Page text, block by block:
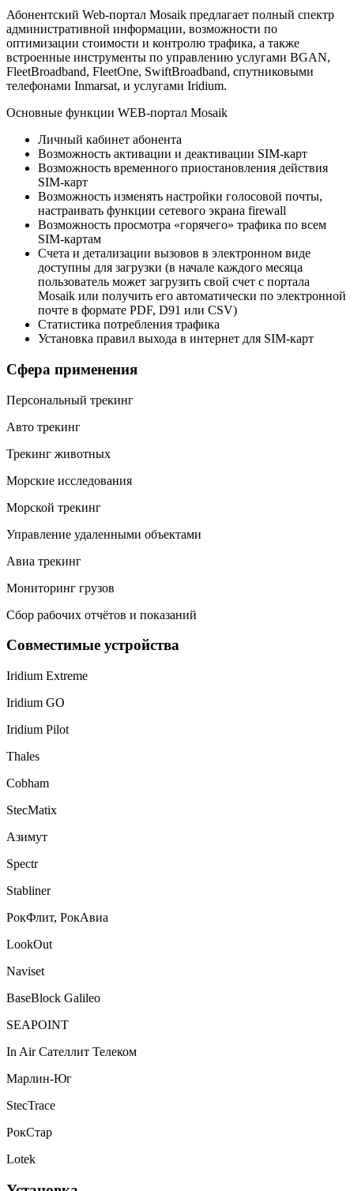
Абонентский Web-портал Mosaik предлагает полный спектр
административной информации, возможности по
оптимизации стоимости и контролю трафика, а также
встроенные инструменты по управлению услугами BGAN,
FleetBroadband, FleetOne, SwiftBroadband, спутниковыми
телефонами Inmarsat, и услугами Iridium.
Основные функции WEB-портал Mosaik
Личный кабинет абонента
Возможность активации и деактивации SIM-карт
Возможность временного приостановления действия
SIM-карт
Возможность изменять настройки голосовой почты,
настраивать функции сетевого экрана firewall
Возможность просмотра «горячего» трафика по всем
SIM-картам
Счета и детализации вызовов в электронном виде
доступны для загрузки (в начале каждого месяца
пользователь может загрузить свой счет с портала
Mosaik или получить его автоматически по электронной
почте в формате PDF, D91 или CSV)
Статистика потребления трафика
Установка правил выхода в интернет для SIM-карт
Сфера применения
Персональный трекинг
Авто трекинг
Трекинг животных
Морские исследования
Морской трекинг
Управление удаленными объектами
Авиа трекинг
Мониторинг грузов
Сбор рабочих отчётов и показаний
Совместимые устройства
Iridium Extreme
Iridium GO
Iridium Pilot
Thales
Cobham
StecMatix
Азимут
Spectr
Stabliner
РокФлит, РокАвиа
LookOut
Naviset
BaseBlock Galileo
SEAPOINT
In Air Сателлит Телеком
Марлин-Юг
StecTrace
РокСтар
Lotek